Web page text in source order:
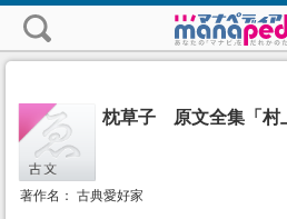
枕草子 原文全集「村
著作名： 古典愛好家